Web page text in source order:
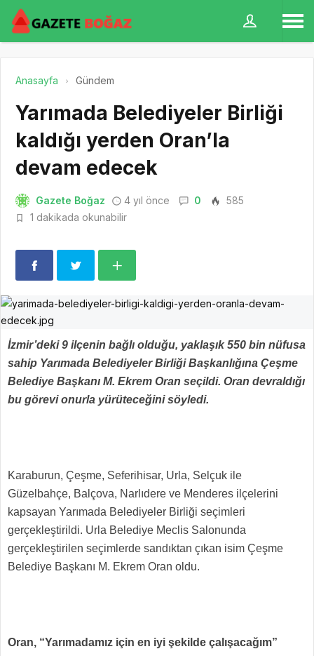
Anasayfa Gündem
Yarımada Belediyeler Birliği
kaldığı yerden Oran’la
devam edecek
Gazete Boğaz 4 yıl önce 0
585
1 dakikada okunabilir
İzmir’deki 9 ilçenin bağlı olduğu, yaklaşık 550 bin nüfusa
sahip Yarımada Belediyeler Birliği Başkanlığına Çeşme
Belediye Başkanı M. Ekrem Oran seçildi. Oran devraldığı
bu görevi onurla yürüteceğini söyledi.
Karaburun, Çeşme, Seferihisar, Urla, Selçuk ile
Güzelbahçe, Balçova, Narlıdere ve Menderes ilçelerini
kapsayan Yarımada Belediyeler Birliği seçimleri
gerçekleştirildi. Urla Belediye Meclis Salonunda
gerçekleştirilen seçimlerde sandıktan çıkan isim Çeşme
Belediye Başkanı M. Ekrem Oran oldu.
Oran, “Yarımadamız için en iyi şekilde çalışacağım”